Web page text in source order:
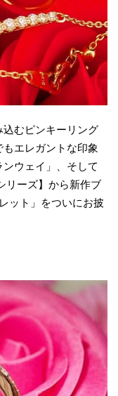
むピンキーリング
もエレガントな印象
ウェイ」、そして
リーズ】から新作ブ
ット」をついにお披